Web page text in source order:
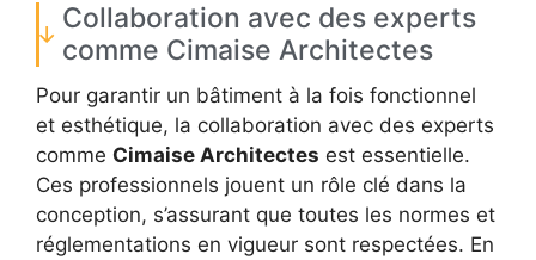
Collaboration avec des experts
comme Cimaise Architectes
Pour garantir un bâtiment à la fois fonctionnel
et esthétique, la collaboration avec des experts
comme Cimaise Architectes est essentielle.
Ces professionnels jouent un rôle clé dans la
conception, s’assurant que toutes les normes et
réglementations en vigueur sont respectées. En